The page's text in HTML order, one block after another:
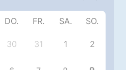
DO. FR. SA. SO.
30 31 1 2